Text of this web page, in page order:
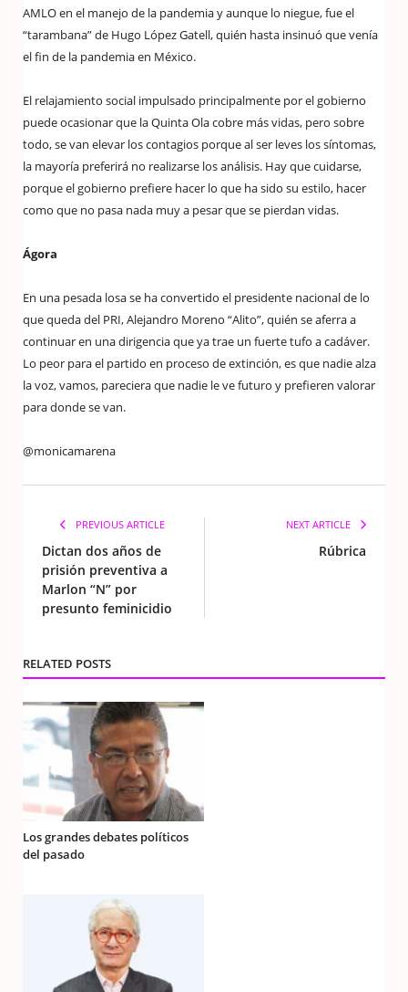
AMLO en el manejo de la pandemia y aunque lo niegue, fue el
“tarambana” de Hugo López Gatell, quién hasta insinuó que venía
el fin de la pandemia en México.
El relajamiento social impulsado principalmente por el gobierno
puede ocasionar que la Quinta Ola cobre más vidas, pero sobre
todo, se van elevar los contagios porque al ser leves los síntomas,
la mayoría preferirá no realizarse los análisis. Hay que cuidarse,
porque el gobierno prefiere hacer lo que ha sido su estilo, hacer
como que no pasa nada muy a pesar que se pierdan vidas.
Ágora
En una pesada losa se ha convertido el presidente nacional de lo
que queda del PRI, Alejandro Moreno “Alito”, quién se aferra a
continuar en una dirigencia que ya trae un fuerte tufo a cadáver.
Lo peor para el partido en proceso de extinción, es que nadie alza
la voz, vamos, pareciera que nadie le ve futuro y prefieren valorar
para donde se van.
@monicamarena
PREVIOUS ARTICLE
Dictan dos años de
prisión preventiva a
Marlon “N” por
presunto feminicidio
NEXT ARTICLE
Rúbrica
RELATED POSTS
Los grandes debates políticos
del pasado